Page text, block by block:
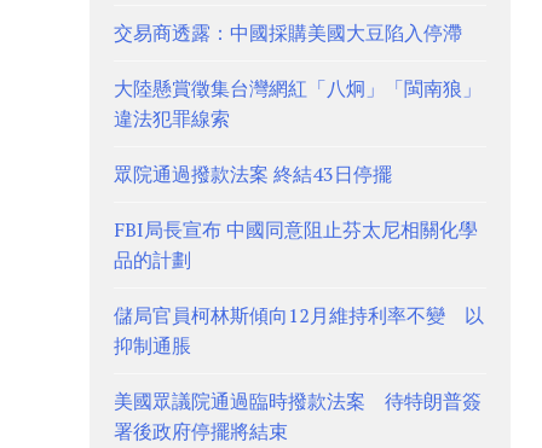
交易商透露：中國採購美國大豆陷入停滯
大陸懸賞徵集台灣網紅「八炯」「閩南狼」
違法犯罪線索
眾院通過撥款法案 終結43日停擺
FBI局長宣布 中國同意阻止芬太尼相關化學
品的計劃
儲局官員柯林斯傾向12月維持利率不變 以
抑制通脹
美國眾議院通過臨時撥款法案 待特朗普簽
署後政府停擺將結束